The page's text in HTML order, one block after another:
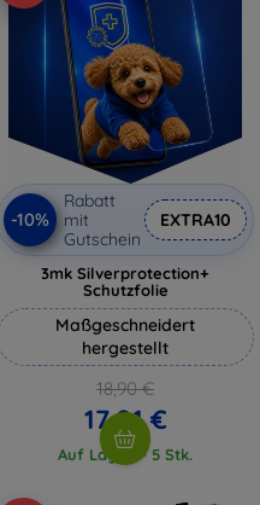
-10%
Rabatt
mit
Gutschein
EXTRA10
3mk Silverprotection+
Schutzfolie
Maßgeschneidert
hergestellt
18,90 €
17,01 €
Auf Lager > 5 Stk.